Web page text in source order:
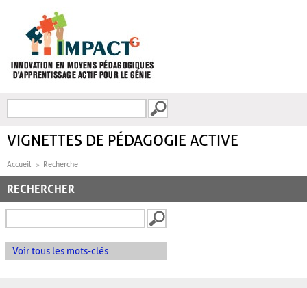
FORMULAIRE DE
VIGNETTES DE PÉDAGOGIE ACTIVE
Accueil Recherche
RECHERCHER
Voir tous les mots-clés